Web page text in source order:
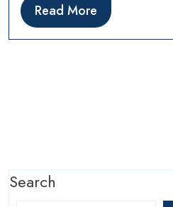
Read More Read
More
Search